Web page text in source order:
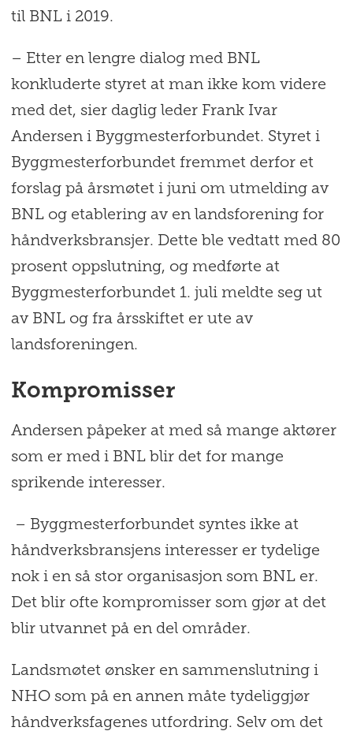
til BNL i 2019.
– Etter en lengre dialog med BNL
konkluderte styret at man ikke kom videre
med det, sier daglig leder Frank Ivar
Andersen i Byggmesterforbundet. Styret i
Byggmesterforbundet fremmet derfor et
forslag på årsmøtet i juni om utmelding av
BNL og etablering av en landsforening for
håndverksbransjer. Dette ble vedtatt med 80
prosent oppslutning, og medførte at
Byggmesterforbundet 1. juli meldte seg ut
av BNL og fra årsskiftet er ute av
landsforeningen.
Kompromisser
Andersen påpeker at med så mange aktører
som er med i BNL blir det for mange
sprikende interesser.
– Byggmesterforbundet syntes ikke at
håndverksbransjens interesser er tydelige
nok i en så stor organisasjon som BNL er.
Det blir ofte kompromisser som gjør at det
blir utvannet på en del områder.
Landsmøtet ønsker en sammenslutning i
NHO som på en annen måte tydeliggjør
håndverksfagenes utfordring. Selv om det